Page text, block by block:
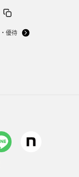
でトライ量産
優待